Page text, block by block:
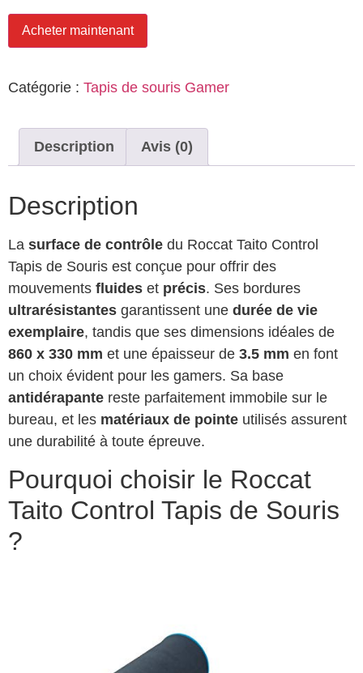
Acheter maintenant
Catégorie : Tapis de souris Gamer
Description Avis (0)
Description
La surface de contrôle du Roccat Taito Control
Tapis de Souris est conçue pour offrir des
mouvements fluides et précis. Ses bordures
ultrarésistantes garantissent une durée de vie
exemplaire, tandis que ses dimensions idéales de
860 x 330 mm et une épaisseur de 3.5 mm en font
un choix évident pour les gamers. Sa base
antidérapante reste parfaitement immobile sur le
bureau, et les matériaux de pointe utilisés assurent
une durabilité à toute épreuve.
Pourquoi choisir le Roccat
Taito Control Tapis de Souris
?